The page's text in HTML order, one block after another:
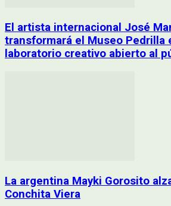
El artista internacional José
transformará el Museo Pedrilla
laboratorio creativo abierto al
La argentina Mayki Gorosito
Conchita Viera